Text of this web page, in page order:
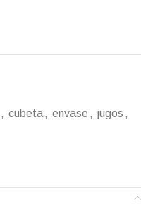
, cubeta, envase , jugos ,